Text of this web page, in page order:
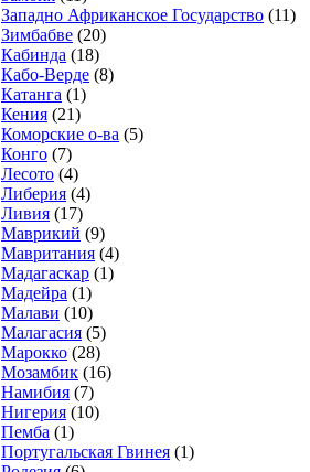
Западно Африканское Государство (11)
Зимбабве (20)
Кабинда (18)
Кабо-Верде (8)
Катанга (1)
Кения (21)
Коморcкие о-ва (5)
Конго (7)
Лесото (4)
Либерия (4)
Ливия (17)
Маврикий (9)
Мавритания (4)
Мадагаскар (1)
Мадейра (1)
Малави (10)
Малагасия (5)
Марокко (28)
Мозамбик (16)
Намибия (7)
Нигерия (10)
Пемба (1)
Португальская Гвинея (1)